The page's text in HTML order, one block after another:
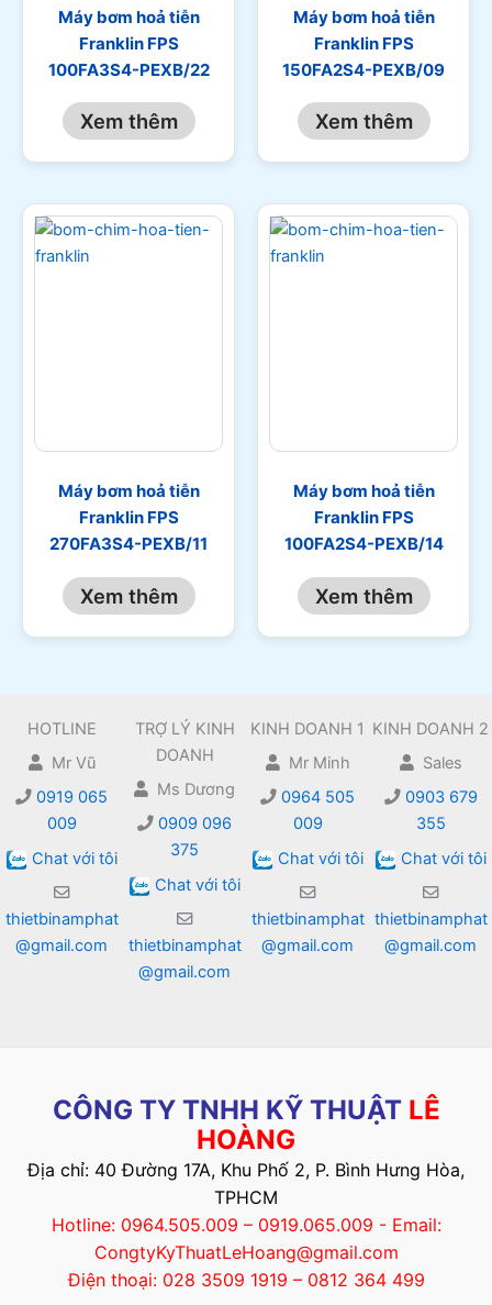
Máy bơm hoả tiễn
Franklin FPS
100FA3S4-PEXB/22
Xem thêm
Máy bơm hoả tiễn
Franklin FPS
150FA2S4-PEXB/09
Xem thêm
Máy bơm hoả tiễn
Franklin FPS
270FA3S4-PEXB/11
Xem thêm
Máy bơm hoả tiễn
Franklin FPS
100FA2S4-PEXB/14
Xem thêm
HOTLINE
Mr Vũ
0919 065
009
Chat với tôi
thietbinamphat
@gmail.com
TRỢ LÝ KINH
DOANH
Ms Dương
0909 096
375
Chat với tôi
thietbinamphat
@gmail.com
KINH DOANH 1
Mr Minh
0964 505
009
Chat với tôi
thietbinamphat
@gmail.com
KINH DOANH 2
Sales
0903 679
355
Chat với tôi
thietbinamphat
@gmail.com
CÔNG TY TNHH KỸ THUẬT LÊ
HOÀNG
Địa chỉ: 40 Đường 17A, Khu Phố 2, P. Bình Hưng Hòa,
TPHCM
Hotline: 0964.505.009 – 0919.065.009 - Email:
CongtyKyThuatLeHoang@gmail.com
Điện thoại: 028 3509 1919 – 0812 364 499